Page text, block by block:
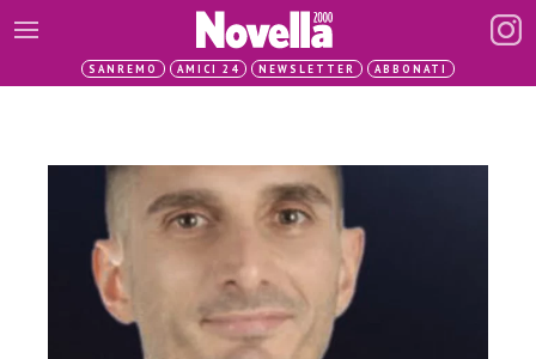
SANREMO AMICI 24 NEWSLETTER ABBONATI